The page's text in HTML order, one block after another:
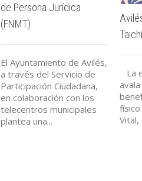
de Persona Jurídica
(FNMT)
El Ayuntamiento de Avilés,
a través del Servicio de
Participación Ciudadana,
en colaboración con los
telecentros municipales
plantea una...
La
físico
Vital,